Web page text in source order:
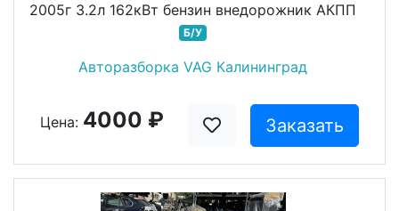
2005г 3.2л 162кВт бензин внедорожник АКПП
Б/У
Авторазборка VAG Калининград
Цена: 4000 ₽ Заказать